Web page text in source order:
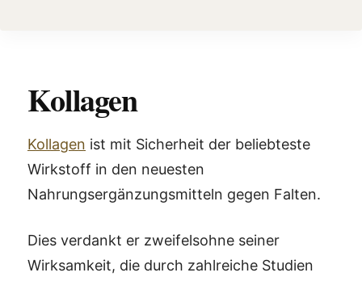
Kollagen
Kollagen ist mit Sicherheit der beliebteste
Wirkstoff in den neuesten
Nahrungsergänzungsmitteln gegen Falten.
Dies verdankt er zweifelsohne seiner
Wirksamkeit, die durch zahlreiche Studien